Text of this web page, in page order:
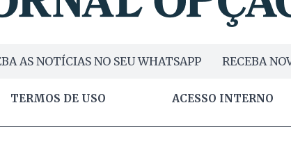
AS NOTÍCIAS NO SEU WHATSAPP RECEBA
TERMOS DE USO ACESSO INTERNO